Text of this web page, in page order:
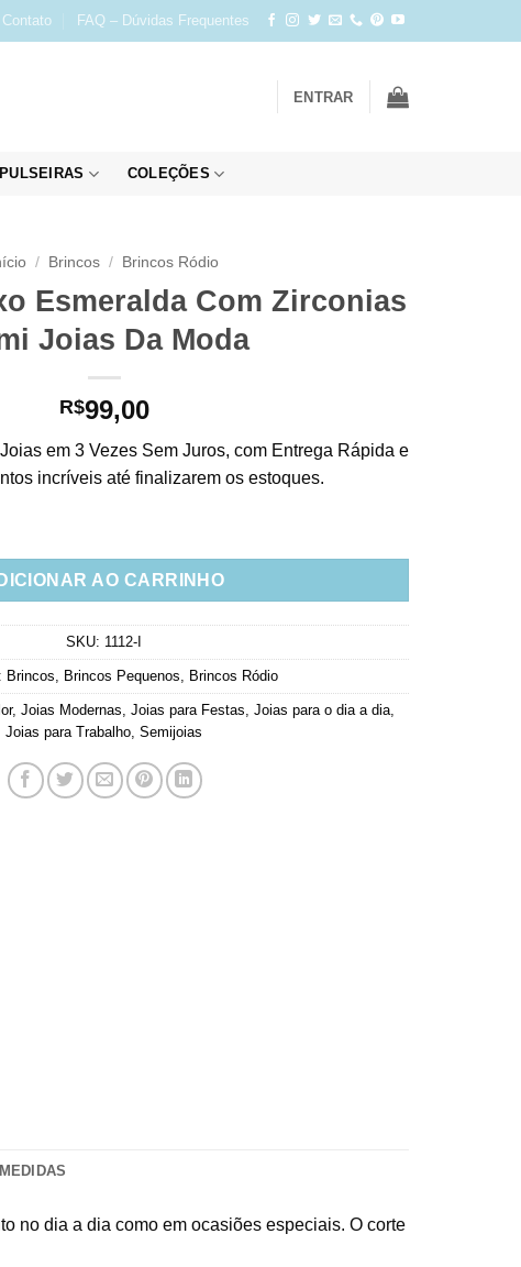
Contato FAQ – Dúvidas Frequentes
ENTRAR
PULSEIRAS COLEÇÕES
/ Brincos / Brincos Ródio
Esmeralda Com Zirconias
Joias Da Moda
R$99,00
em 3 Vezes Sem Juros, com Entrega Rápida e
incríveis até finalizarem os estoques.
Zirconias Semi Joias Da Moda quantidade
AO CARRINHO
SKU: 1112-I
Brincos Brincos Pequenos Brincos Ródio
, Joias Modernas Joias para Festas Joias para o dia a dia,
Joias para Trabalho Semijoias
no dia a dia como em ocasiões especiais. O corte